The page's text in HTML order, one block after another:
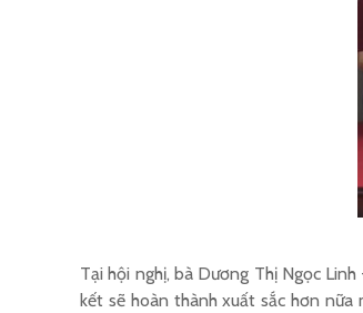
Tại hội nghị, bà Dương Thị Ngọc
kết sẽ hoàn thành xuất sắc hơn